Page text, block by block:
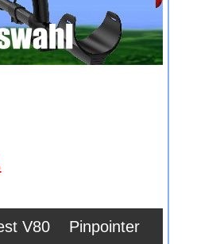
V80 Pinpointer